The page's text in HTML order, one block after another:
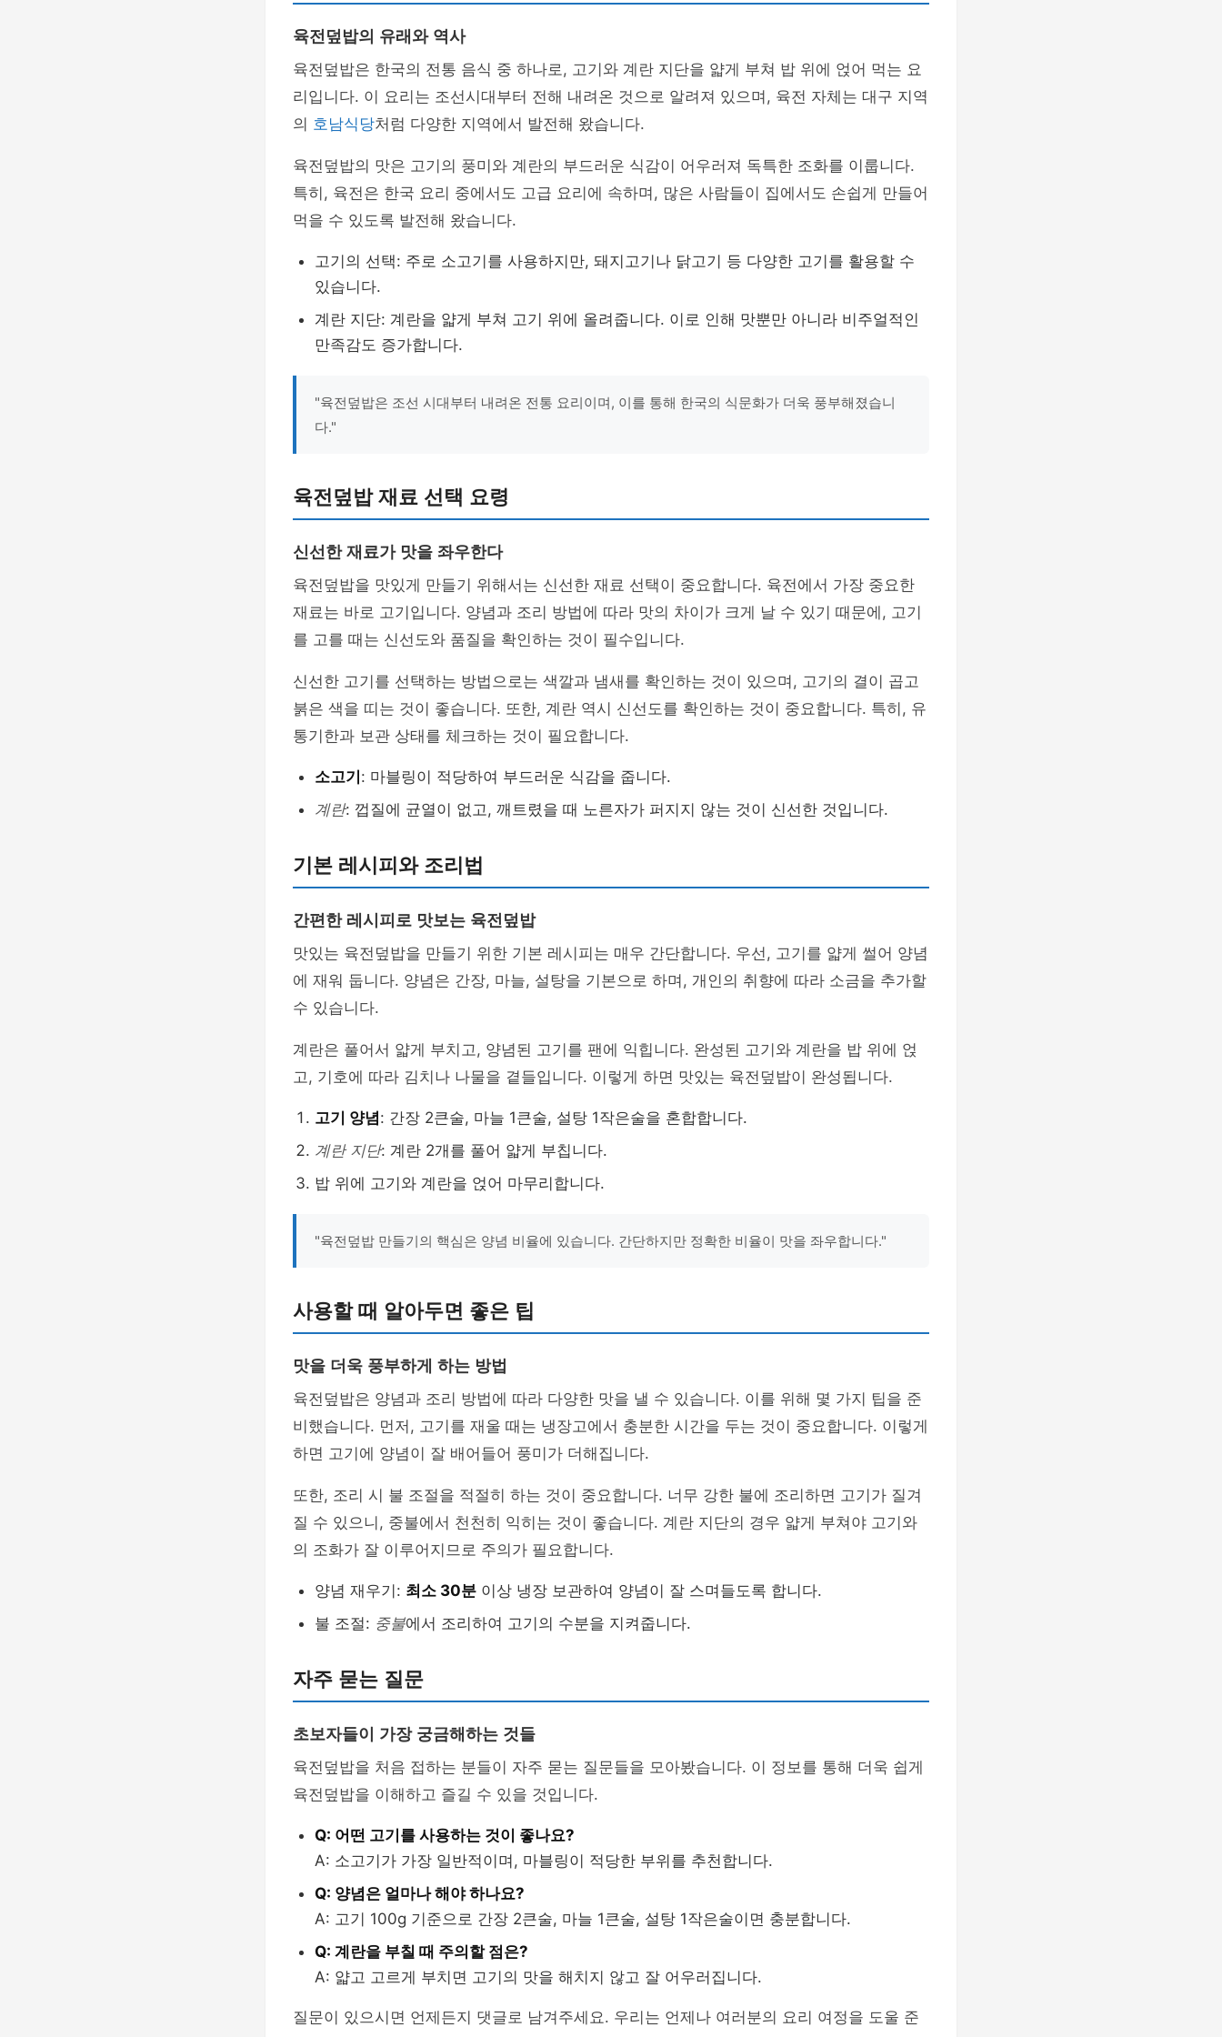
육전덮밥의 유래와 역사
육전덮밥은 한국의 전통 음식 중 하나로, 고기와 계란 지단을 얇게 부쳐 밥 위에 얹어 먹는 요
리입니다. 이 요리는 조선시대부터 전해 내려온 것으로 알려져 있으며, 육전 자체는 대구 지역
의 호남식당처럼 다양한 지역에서 발전해 왔습니다.
육전덮밥의 맛은 고기의 풍미와 계란의 부드러운 식감이 어우러져 독특한 조화를 이룹니다.
특히, 육전은 한국 요리 중에서도 고급 요리에 속하며, 많은 사람들이 집에서도 손쉽게 만들어
먹을 수 있도록 발전해 왔습니다.
고기의 선택: 주로 소고기를 사용하지만, 돼지고기나 닭고기 등 다양한 고기를 활용할 수
있습니다.
계란 지단: 계란을 얇게 부쳐 고기 위에 올려줍니다. 이로 인해 맛뿐만 아니라 비주얼적인
만족감도 증가합니다.
"육전덮밥은 조선 시대부터 내려온 전통 요리이며, 이를 통해 한국의 식문화가 더욱 풍부해졌습니
다."
육전덮밥 재료 선택 요령
신선한 재료가 맛을 좌우한다
육전덮밥을 맛있게 만들기 위해서는 신선한 재료 선택이 중요합니다. 육전에서 가장 중요한
재료는 바로 고기입니다. 양념과 조리 방법에 따라 맛의 차이가 크게 날 수 있기 때문에, 고기
를 고를 때는 신선도와 품질을 확인하는 것이 필수입니다.
신선한 고기를 선택하는 방법으로는 색깔과 냄새를 확인하는 것이 있으며, 고기의 결이 곱고
붉은 색을 띠는 것이 좋습니다. 또한, 계란 역시 신선도를 확인하는 것이 중요합니다. 특히, 유
통기한과 보관 상태를 체크하는 것이 필요합니다.
소고기 : 마블링이 적당하여 부드러운 식감을 줍니다.
계란: 껍질에 균열이 없고, 깨트렸을 때 노른자가 퍼지지 않는 것이 신선한 것입니다.
기본 레시피와 조리법
간편한 레시피로 맛보는 육전덮밥
맛있는 육전덮밥을 만들기 위한 기본 레시피는 매우 간단합니다. 우선, 고기를 얇게 썰어 양념
에 재워 둡니다. 양념은 간장, 마늘, 설탕을 기본으로 하며, 개인의 취향에 따라 소금을 추가할
수 있습니다.
계란은 풀어서 얇게 부치고, 양념된 고기를 팬에 익힙니다. 완성된 고기와 계란을 밥 위에 얹
고, 기호에 따라 김치나 나물을 곁들입니다. 이렇게 하면 맛있는 육전덮밥이 완성됩니다.
고기 양념: 간장 2큰술, 마늘 1큰술, 설탕 1작은술을 혼합합니다.
계란 지단: 계란 2개를 풀어 얇게 부칩니다.
밥 위에 고기와 계란을 얹어 마무리합니다.
"육전덮밥 만들기의 핵심은 양념 비율에 있습니다. 간단하지만 정확한 비율이 맛을 좌우합니다."
사용할 때 알아두면 좋은 팁
맛을 더욱 풍부하게 하는 방법
육전덮밥은 양념과 조리 방법에 따라 다양한 맛을 낼 수 있습니다. 이를 위해 몇 가지 팁을 준
비했습니다. 먼저, 고기를 재울 때는 냉장고에서 충분한 시간을 두는 것이 중요합니다. 이렇게
하면 고기에 양념이 잘 배어들어 풍미가 더해집니다.
또한, 조리 시 불 조절을 적절히 하는 것이 중요합니다. 너무 강한 불에 조리하면 고기가 질겨
질 수 있으니, 중불에서 천천히 익히는 것이 좋습니다. 계란 지단의 경우 얇게 부쳐야 고기와
의 조화가 잘 이루어지므로 주의가 필요합니다.
양념 재우기: 최소 30분 이상 냉장 보관하여 양념이 잘 스며들도록 합니다.
불 조절: 중불에서 조리하여 고기의 수분을 지켜줍니다.
자주 묻는 질문
초보자들이 가장 궁금해하는 것들
육전덮밥을 처음 접하는 분들이 자주 묻는 질문들을 모아봤습니다. 이 정보를 통해 더욱 쉽게
육전덮밥을 이해하고 즐길 수 있을 것입니다.
Q: 어떤 고기를 사용하는 것이 좋나요?
A: 소고기가 가장 일반적이며, 마블링이 적당한 부위를 추천합니다.
Q: 양념은 얼마나 해야 하나요?
A: 고기 100g 기준으로 간장 2큰술, 마늘 1큰술, 설탕 1작은술이면 충분합니다.
Q: 계란을 부칠 때 주의할 점은?
A: 얇고 고르게 부치면 고기의 맛을 해치지 않고 잘 어우러집니다.
질문이 있으시면 언제든지 댓글로 남겨주세요. 우리는 언제나 여러분의 요리 여정을 도울 준